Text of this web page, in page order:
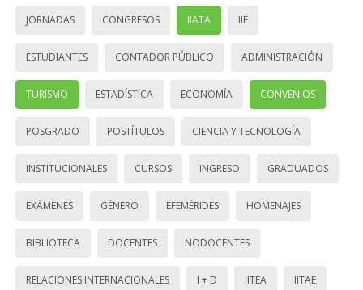
JORNADAS CONGRESOS IIATA IIE
ESTUDIANTES CONTADOR PÚBLICO ADMINISTRACIÓN
TURISMO ESTADÍSTICA ECONOMÍA CONVENIOS
POSGRADO POSTÍTULOS CIENCIA Y TECNOLOGÍA
INSTITUCIONALES CURSOS INGRESO GRADUADOS
EXÁMENES GÉNERO EFEMÉRIDES HOMENAJES
BIBLIOTECA DOCENTES NODOCENTES
RELACIONES INTERNACIONALES I + D IITEA IITAE